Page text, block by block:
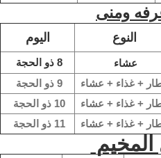
ومنى
النوع اليوم
عشاء
8 ذو الحجة
+ غذاء + عشاء
9 ذو الحجة
+ غذاء + عشاء
10 ذو الحجة
+ غذاء + عشاء 11 ذو الحجة